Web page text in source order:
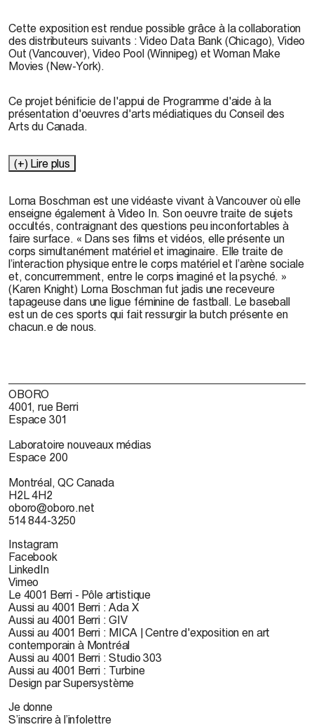
Cette exposition est rendue possible grâce à la collaboration
des distributeurs suivants : Video Data Bank (Chicago), Video
Out (Vancouver), Video Pool (Winnipeg) et Woman Make
Movies (New-York).
Ce projet bénificie de l'appui de Programme d'aide à la
présentation d'oeuvres d'arts médiatiques du Conseil des
Arts du Canada.
(+) Lire plus
Lorna Boschman est une vidéaste vivant à Vancouver où elle
enseigne également à Video In. Son oeuvre traite de sujets
occultés, contraignant des questions peu inconfortables à
faire surface. « Dans ses films et vidéos, elle présente un
corps simultanément matériel et imaginaire. Elle traite de
l’interaction physique entre le corps matériel et l’arène sociale
et, concurremment, entre le corps imaginé et la psyché. »
(Karen Knight) Lorna Boschman fut jadis une receveure
tapageuse dans une ligue féminine de fastball. Le baseball
est un de ces sports qui fait ressurgir la butch présente en
chacun.e de nous.
OBORO
4001, rue Berri
Espace 301
Laboratoire nouveaux médias
Espace 200
Montréal, QC Canada
H2L 4H2
oboro@oboro.net
514 844-3250
Instagram
Facebook
LinkedIn
Vimeo
Le 4001 Berri - Pôle artistique
Aussi au 4001 Berri : Ada X
Aussi au 4001 Berri : GIV
Aussi au 4001 Berri : MICA | Centre d'exposition en art
contemporain à Montréal
Aussi au 4001 Berri : Studio 303
Aussi au 4001 Berri : Turbine
Design par Supersystème
Je donne
S’inscrire à l’infolettre